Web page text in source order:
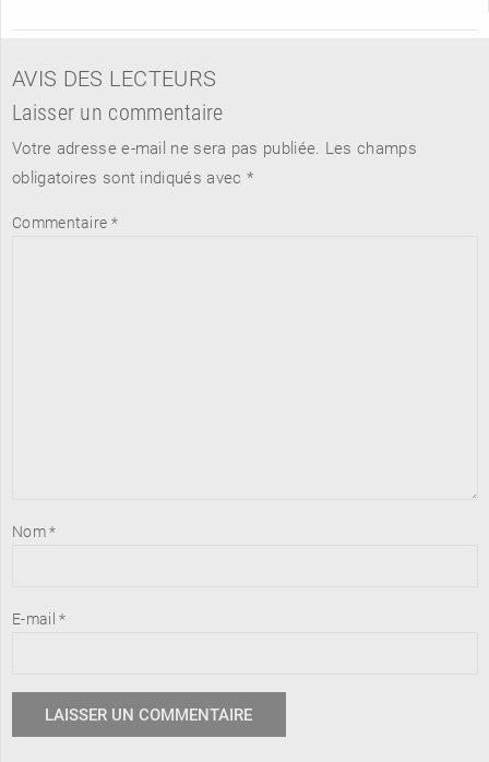
AVIS DES LECTEURS
Laisser un commentaire
Votre adresse e-mail ne sera pas publiée. Les champs
obligatoires sont indiqués avec *
Commentaire *
Nom*
E-mail*